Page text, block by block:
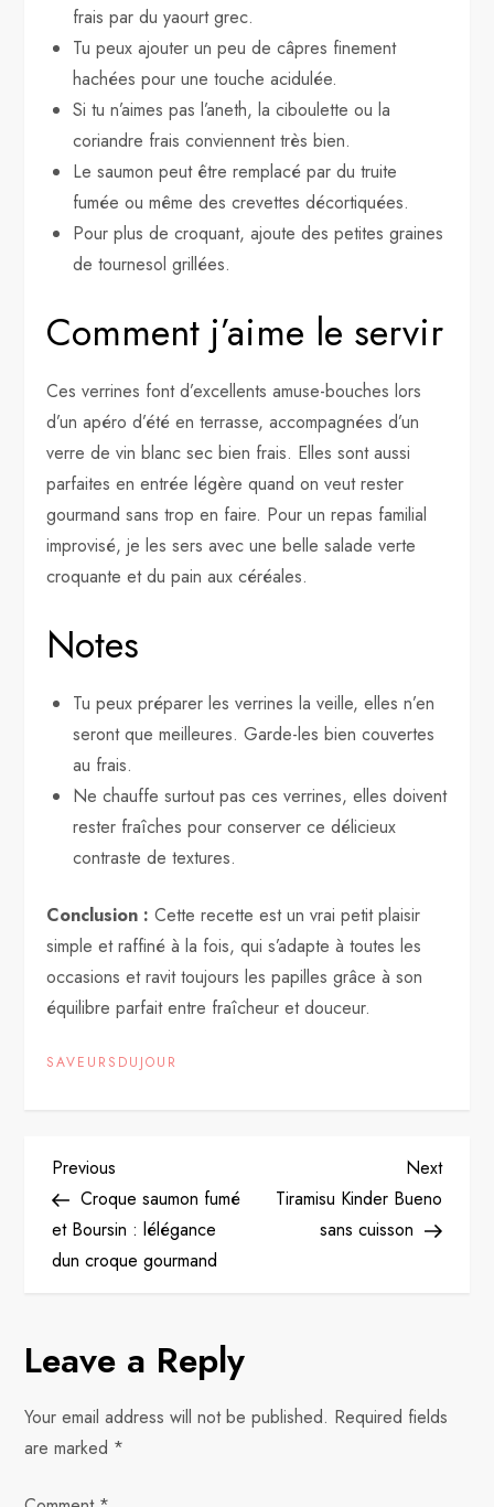
frais par du yaourt grec.
Tu peux ajouter un peu de câpres finement
hachées pour une touche acidulée.
Si tu n’aimes pas l’aneth, la ciboulette ou la
coriandre frais conviennent très bien.
Le saumon peut être remplacé par du truite
fumée ou même des crevettes décortiquées.
Pour plus de croquant, ajoute des petites graines
de tournesol grillées.
Comment j’aime le servir
Ces verrines font d’excellents amuse-bouches lors
d’un apéro d’été en terrasse, accompagnées d’un
verre de vin blanc sec bien frais. Elles sont aussi
parfaites en entrée légère quand on veut rester
gourmand sans trop en faire. Pour un repas familial
improvisé, je les sers avec une belle salade verte
croquante et du pain aux céréales.
Notes
Tu peux préparer les verrines la veille, elles n’en
seront que meilleures. Garde-les bien couvertes
au frais.
Ne chauffe surtout pas ces verrines, elles doivent
rester fraîches pour conserver ce délicieux
contraste de textures.
Conclusion : Cette recette est un vrai petit plaisir
simple et raffiné à la fois, qui s’adapte à toutes les
occasions et ravit toujours les papilles grâce à son
équilibre parfait entre fraîcheur et douceur.
SAVEURSDUJOUR
P
o
s
n
a
v
Previous
Post
Previous
Croque saumon fumé
et Boursin : lélégance
dun croque gourmand
Next
Post
Next
Tiramisu Kinder Bueno
sans cuisson
Leave a Reply
Your email address will not be published. Required fields
are marked *